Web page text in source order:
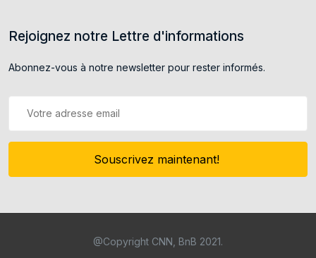
Rejoignez notre Lettre d'informations
Abonnez-vous à notre newsletter pour rester informés.
Souscrivez maintenant!
@Copyright CNN, BnB 2021.